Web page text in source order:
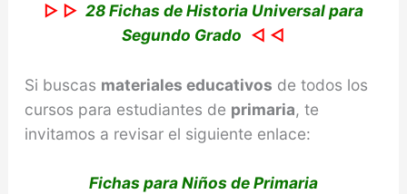
▷ ▷ 28 Fichas de Historia Universal para
Segundo Grado ◁ ◁
Si buscas materiales educativos de todos los
cursos para estudiantes de primaria, te
invitamos a revisar el siguiente enlace:
Fichas para Niños de Primaria